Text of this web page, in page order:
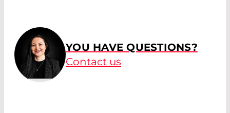
YOU HAVE QUESTIONS?
Contact us